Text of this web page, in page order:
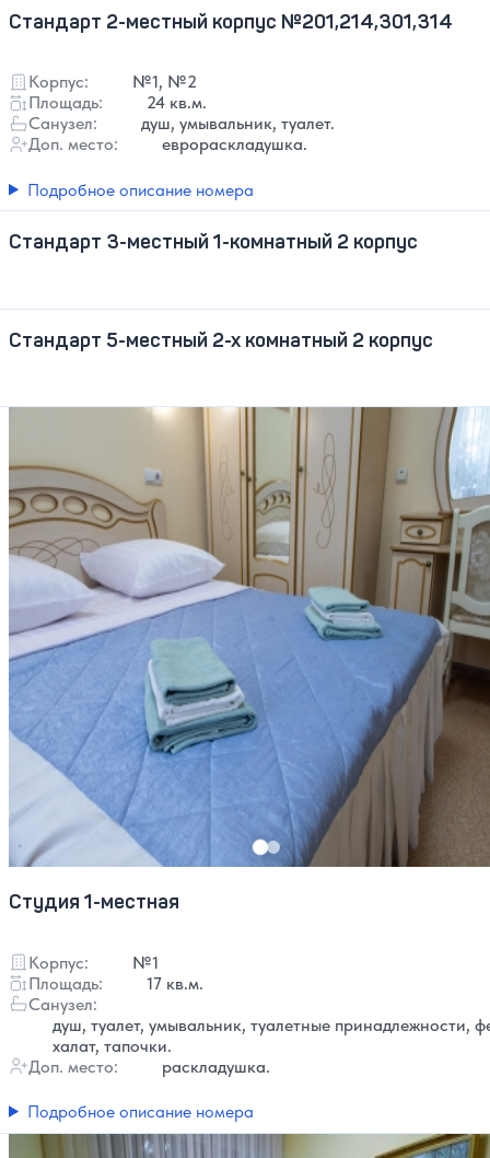
Стандарт 2-местный корпус №201,214,301,314
Корпус:
№1, №2
Площадь:
24 кв.м.
Санузел:
душ, умывальник, туалет.
Доп. место:
еврораскладушка.
Подробное описание номера
Стандарт 3-местный 1-комнатный 2 корпус
Стандарт 5-местный 2-х комнатный 2 корпус
Студия 1-местная
Корпус:
№1
Площадь:
17 кв.м.
Санузел:
душ, туалет, умывальник, туалетные принадлежности,
халат, тапочки.
Доп. место:
раскладушка.
Подробное описание номера